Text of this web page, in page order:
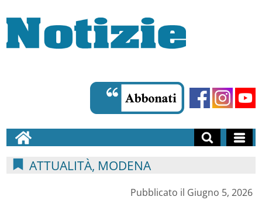
ATTUALITÀ, MODENA
Pubblicato il Giugno 5, 2026